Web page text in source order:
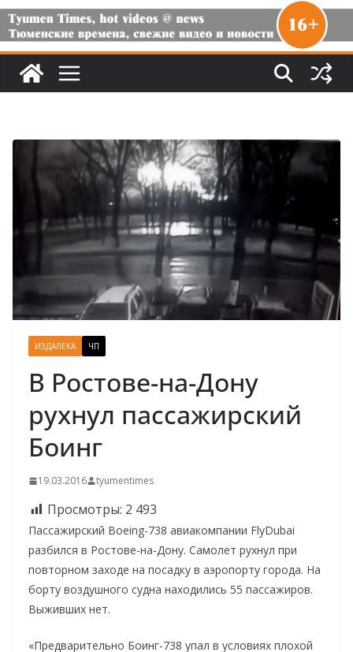
ИЗДАЛЕКА ЧП
В Ростове-на-Дону
рухнул пассажирский
Боинг
19.03.2016 tyumentimes
Просмотры: 2 493
Пассажирский Boeing-738 авиакомпании FlyDubai
разбился в Ростове-на-Дону. Самолет рухнул при
повторном заходе на посадку в аэропорту города. На
борту воздушного судна находились 55 пассажиров.
Выживших нет.
«Предварительно Боинг-738 упал в условиях плохой